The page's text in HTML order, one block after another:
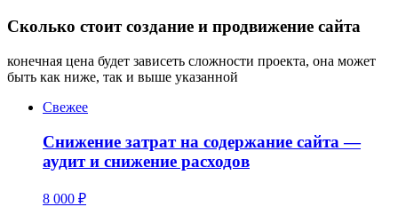
Сколько стоит создание и продвижение сайта
конечная цена будет зависеть сложности проекта, она может
быть как ниже, так и выше указанной
Свежее
Снижение затрат на содержание сайта —
аудит и снижение расходов
8 000 ₽